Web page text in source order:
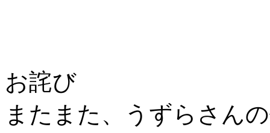
お詫び
またまた、うずらさん